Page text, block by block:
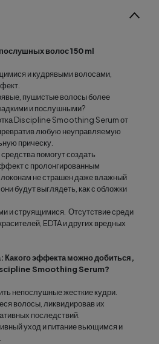
волос 150 ml
и кудрявыми волосами,
пушистые волосы более
и послушными?
Discipline Smoothing Serum от
любую неуправляемую
прическу.
помогут создать
с пролонгированным
не страшен даже влажный
будут выглядеть, как с обложки
и струящимися. Отсутствие среди
EDTA и других вредных
Какого эффекта можно добиться,
Smoothing Serum?
непослушные жесткие кудри.
волосы, ликвидировав их
последствий.
уход и питание вьющимся и